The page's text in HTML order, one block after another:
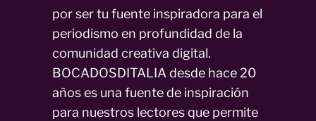
por ser tu fuente inspiradora para el
periodismo en profundidad de la
comunidad creativa digital.
BOCADOSDITALIA desde hace 20
años es una fuente de inspiración
para nuestros lectores que permite